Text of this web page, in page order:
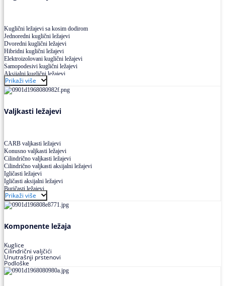
Kuglični ležajevi sa kosim dodirom
Jednoredni kuglični ležajevi
Dvoredni kuglični ležajevi
Hibridni kuglični ležajevi
Elektroizolovani kuglični ležajevi
Samopodesivi kuglični ležajevi
Aksijalni kuglični ležajevi
Kuglični ležajevi od nerđajućeg čelika
Prikaži više
Valjkasti ležajevi
CARB valjkasti ležajevi
Konusno valjkasti ležajevi
Cilindrično valjkasti ležajevi
Cilindrično valjkasti aksijalni ležajevi
Igličasti ležajevi
Igličasti aksijalni ležajevi
Buričasti ležajevi
Buričasti zaptiveni ležajevi
Buričasti aksijalni ležajevi
Prikaži više
Komponente ležaja
Kuglice
Cilindrični valjčići
Unutrašnji prstenovi
Podloške